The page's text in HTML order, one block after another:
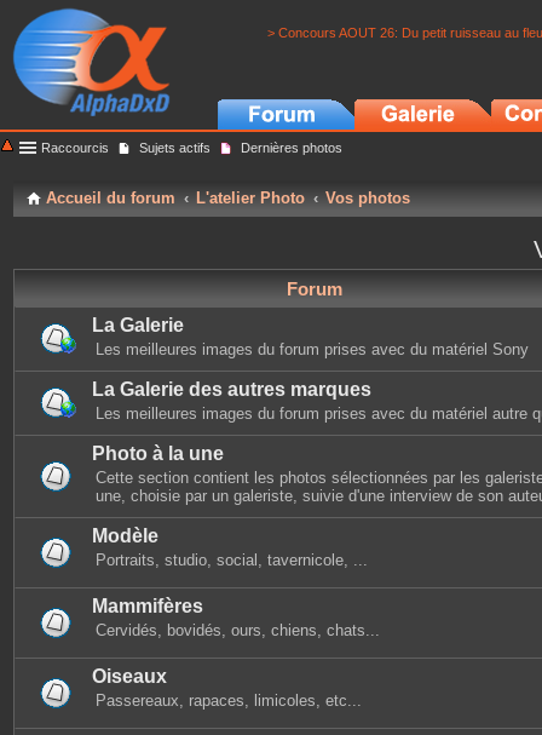
> Concours AOUT 26: Du petit ruisseau au
Raccourcis Sujets actifs Dernières photos
Accueil du forum L'atelier Photo Vos photos
Forum
La Galerie
Les meilleures images du forum prises avec du matériel Sony
La Galerie des autres marques
Les meilleures images du forum prises avec du matériel autre
Photo à la une
Cette section contient les photos sélectionnées par les
une, choisie par un galeriste, suivie d'une interview de son
Modèle
Portraits, studio, social, tavernicole, ...
Mammifères
Cervidés, bovidés, ours, chiens, chats...
Oiseaux
Passereaux, rapaces, limicoles, etc...